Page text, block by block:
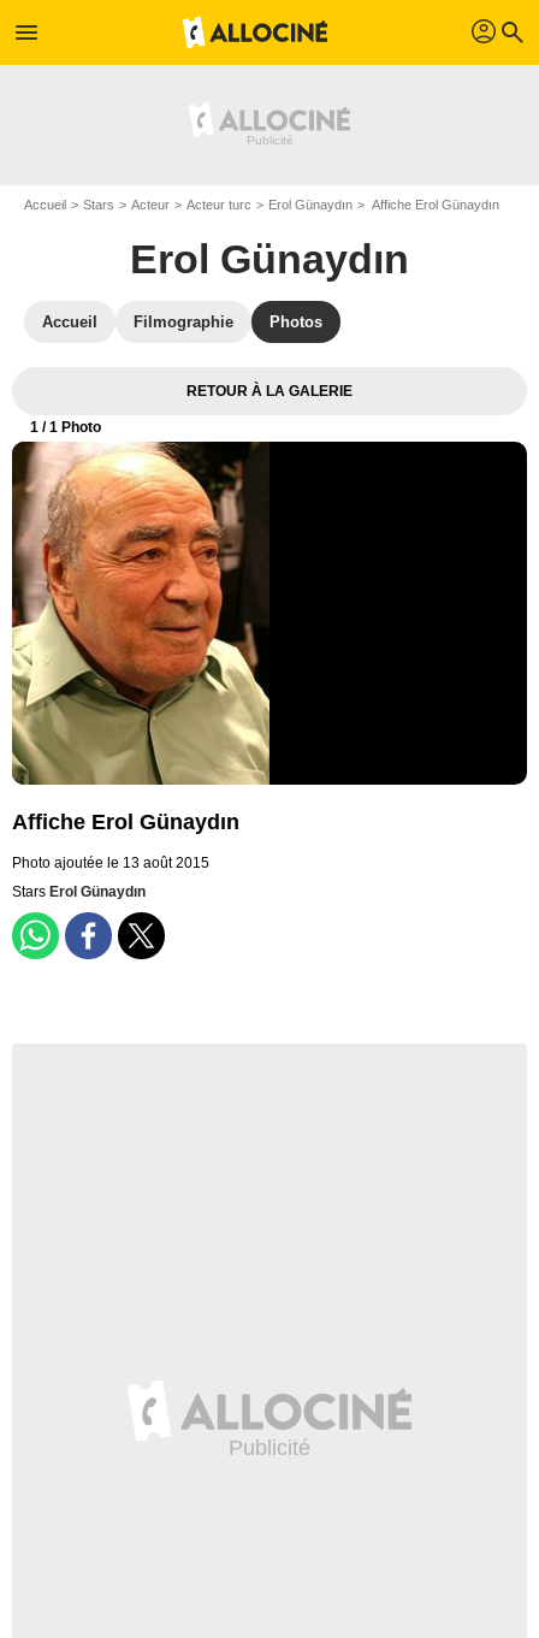
menu profil search
Accueil Stars Acteur Acteur turc Erol Günaydın Affiche Erol Günaydın
Erol Günaydın
Accueil Filmographie Photos
RETOUR À LA GALERIE
1 / 1 Photo
Affiche Erol Günaydın
Photo ajoutée le 13 août 2015
Stars Erol Günaydın